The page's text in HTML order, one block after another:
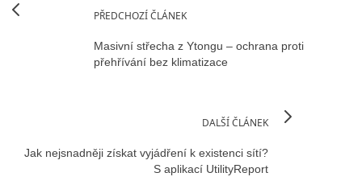
PŘEDCHOZÍ ČLÁNEK
Masivní střecha z Ytongu – ochrana proti
přehřívání bez klimatizace
DALŠÍ ČLÁNEK
Jak nejsnadněji získat vyjádření k existenci sítí?
S aplikací UtilityReport